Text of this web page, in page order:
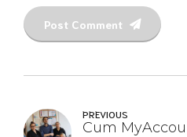
Post Comment
PREVIOUS
Cum